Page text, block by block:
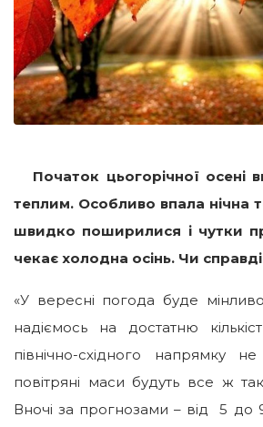
Початок цьогорічної осені
теплим. Особливо впала нічна
швидко поширилися і чутки
чекає холодна осінь. Чи
«У вересні погода буде
надіємось на достатню
північно-східного напрямку
повітряні маси будуть все ж
Вночі за прогнозами – від 5 до